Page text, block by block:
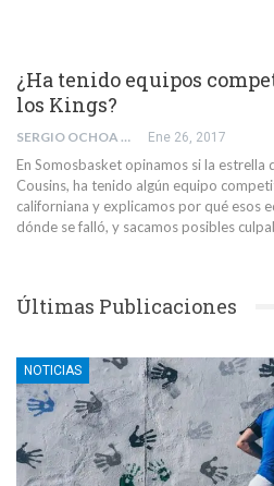
¿Ha tenido equipos
los Kings?
SERGIO OCHOA PARRA Ene 26, 2017
En Somosbasket opinamos si la estrella
Cousins, ha tenido algún equipo
californiana y explicamos por qué esos
dónde se falló, y sacamos posibles
Últimas Publicaciones
NOTICIAS